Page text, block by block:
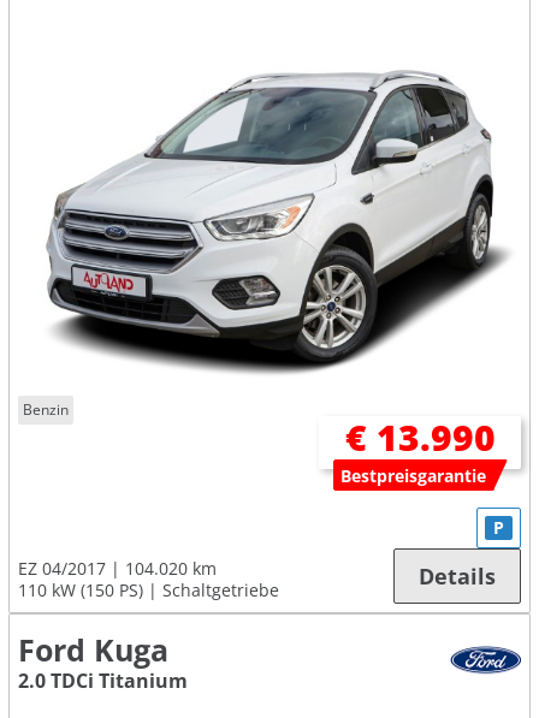
Benzin
€ 13.990
Bestpreisgarantie
EZ 04/2017
104.020 km
110 kW (150 PS)
Schaltgetriebe
P
Details
Ford Kuga
2.0 TDCi Titanium